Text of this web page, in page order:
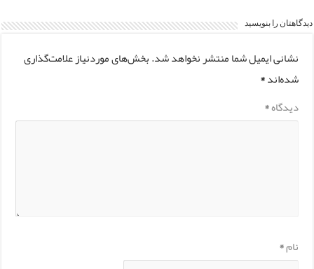
دیدگاهتان را بنویسید
نشانی ایمیل شما منتشر نخواهد شد.بخش‌های موردنیاز علامت‌گذاری
شده‌اند*
دیدگاه*
نام*